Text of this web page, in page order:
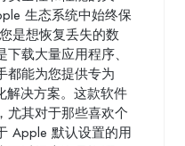
生态系统中始终保
是想恢复丢失的数
载大量应用程序、
都能为您提供专为
解决方案。这款软件
尤其对于那些喜欢个
Apple 默认设置的用